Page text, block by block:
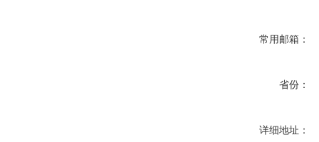
常用邮箱：
省份：
详细地址：